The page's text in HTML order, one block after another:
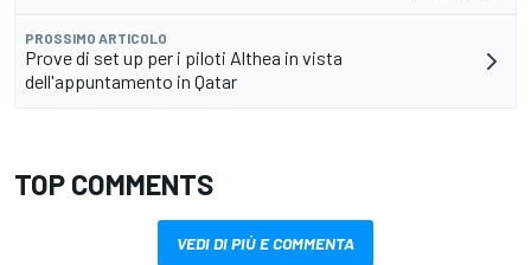
PROSSIMO ARTICOLO
Prove di set up per i piloti Althea in vista
dell'appuntamento in Qatar
TOP COMMENTS
VEDI DI PIÙ E COMMENTA